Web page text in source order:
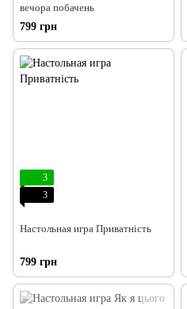
вечора побачень
799 грн
3
3
Настольная игра Приватність
799 грн